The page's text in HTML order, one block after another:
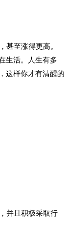
至涨得更高。
生活。人生有多
这样你才有清醒的
并且积极采取行